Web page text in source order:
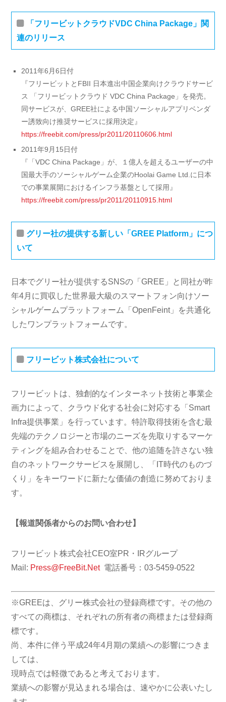
「フリービットクラウドVDC China Package」関
連のリリース
2011年6月6日付
『フリービットとFBII 日本進出中国企業向けクラウドサービ
ス 「フリービットクラウド VDC China Package」を発売。
同サービスが、GREE社による中国ソーシャルアプリベンダ
ー誘致向け推奨サービスに採用決定』
https://freebit.com/press/pr2011/20110606.html
2011年9月15日付
『「VDC China Package」が、１億人を超えるユーザーの中
国最大手のソーシャルゲーム企業のHoolai Game Ltd.に日本
での事業展開におけるインフラ基盤として採用』
https://freebit.com/press/pr2011/20110915.html
グリー社の提供する新しい「GREE Platform」につ
いて
日本でグリー社が提供するSNSの「GREE」と同社が昨
年4月に買収した世界最大級のスマートフォン向けソー
シャルゲームプラットフォーム「OpenFeint」を共通化
したワンプラットフォームです。
フリービット株式会社について
フリービットは、独創的なインターネット技術と事業企
画力によって、クラウド化する社会に対応する「Smart
Infra提供事業」を行っています。特許取得技術を含む最
先端のテクノロジーと市場のニーズを先取りするマーケ
ティングを組み合わせることで、他の追随を許さない独
自のネットワークサービスを展開し、「IT時代のものづ
くり」をキーワードに新たな価値の創造に努めておりま
す。
【報道関係者からのお問い合わせ】
フリービット株式会社CEO室PR・IRグループ
Mail: Press@FreeBit.Net電話番号：03-5459-0522
※GREEは、グリー株式会社の登録商標です。その他の
すべての商標は、それぞれの所有者の商標または登録商
標です。
尚、本件に伴う平成24年4月期の業績への影響につきま
しては、
現時点では軽微であると考えております。
業績への影響が見込まれる場合は、速やかに公表いたし